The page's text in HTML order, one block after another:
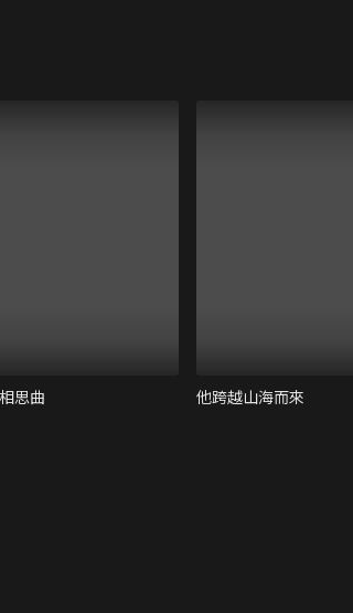
思曲 他跨越山海而來